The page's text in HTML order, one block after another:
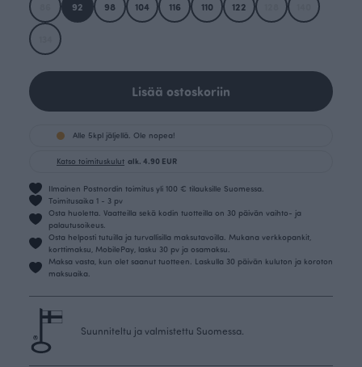
92 98 104 116 110 122
Lisää ostoskoriin
Alle 5kpl jäljellä. Ole nopea!
Katso toimituskulut alk. 4.90 EUR
Ilmainen Postnordin toimitus yli 100 € tilauksille Suomessa.
Toimitusaika 1 - 3 pv
Osta huoletta. Vaatteilla sekä kodin tuotteilla on 30 päivän vaihto- ja
palautusoikeus.
Osta helposti tutuilla ja turvallisilla maksutavoilla. Mukana verkkopankit,
korttimaksu, MobilePay, lasku 30 pv ja osamaksu.
Maksa vasta, kun olet saanut tuotteen. Laskulla 30 päivän kuluton ja koroton
maksuaika.
Suunniteltu ja valmistettu Suomessa.